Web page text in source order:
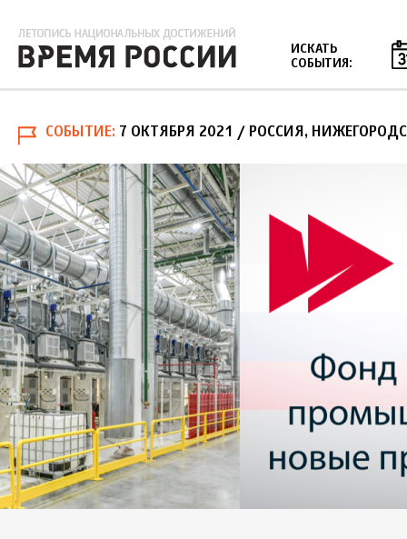
ИСКАТЬ
СОБЫТИЯ:
СОБЫТИЕ 7 ОКТЯБРЯ 2021 / РОССИЯ,